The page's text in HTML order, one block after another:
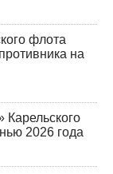
флота
на
Карельского
2026 года